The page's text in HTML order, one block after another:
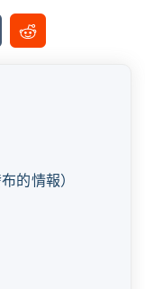
Reddit
的情報）